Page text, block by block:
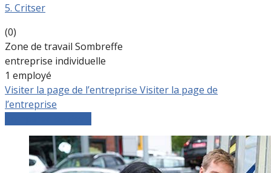
5. Critser
(0)
Zone de travail Sombreffe
entreprise individuelle
1 employé
Visiter la page de l’entreprise Visiter la page de
l’entreprise